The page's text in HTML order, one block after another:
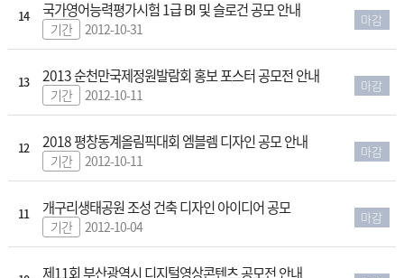
14 국가영어능력평가시험 1급 BI 및 슬로건 공모 안내
기간 2012-10-31
마감
13 2013 순천만국제정원발람회 홍보 포스터 공모전 안내
기간 2012-10-11
마감
12 2018 평창동계올림픽대회 엠블렘 디자인 공모 안내
기간 2012-10-11
마감
11 개구리생태공원 조성 건축 디자인 아이디어 공모
기간 2012-10-04
마감
제11회 부산광역시 디지털영상콘텐츠 공모전 안내